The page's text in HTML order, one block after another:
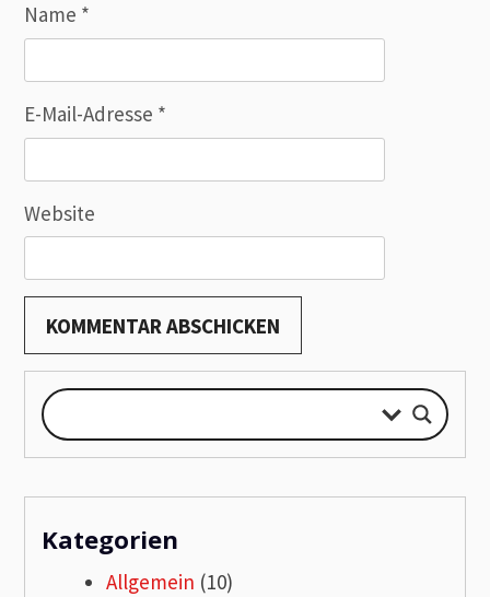
Name *
E-Mail-Adresse *
Website
Kategorien
Allgemein (10)